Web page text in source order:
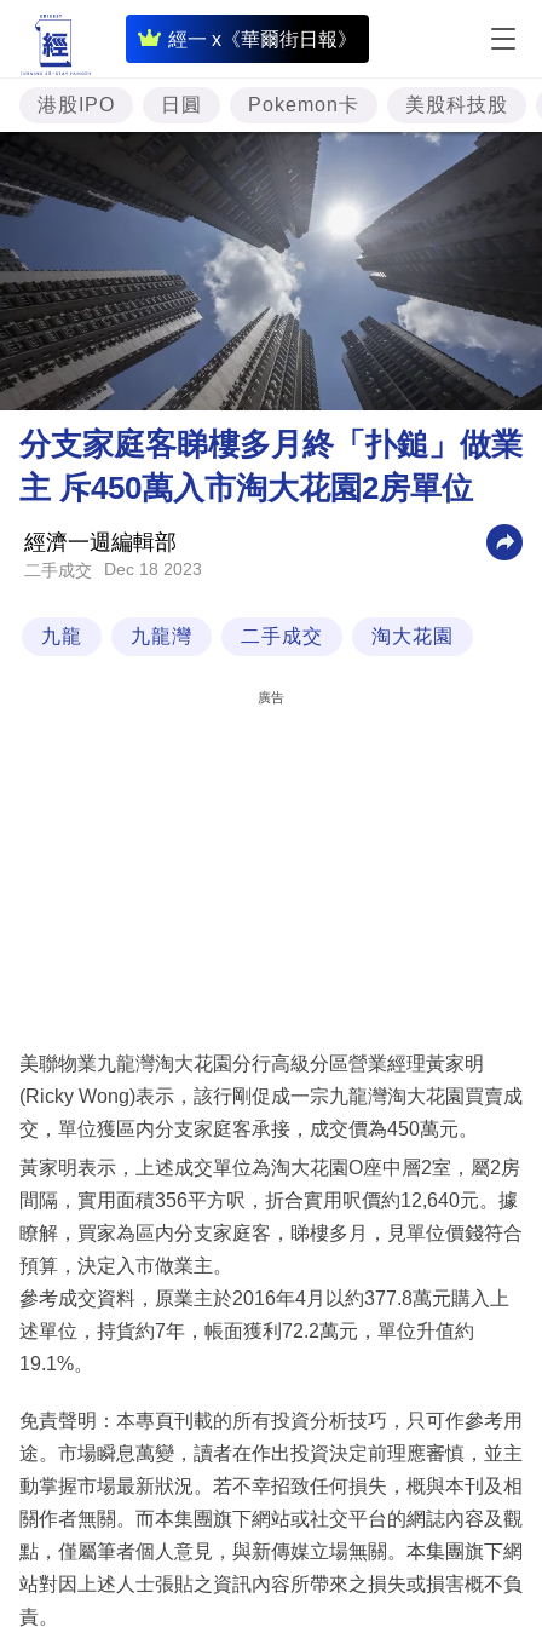
經一 x《華爾街日報》
即
時
財
經
題
資
樓
理
財
商
業
科
區
港股IPO 日圓 Pokemon卡 美股科技股
分支家庭客睇樓多月終「扑鎚」做業
主 斥450萬入市淘大花園2房單位
經濟一週編輯部
二手成交 Dec 18 2023
九龍 九龍灣 二手成交 淘大花園
廣告
美聯物業九龍灣淘大花園分行高級分區營業經理黃家明
(Ricky Wong)表示，該行剛促成一宗九龍灣淘大花園買賣成
交，單位獲區内分支家庭客承接，成交價為450萬元。
黃家明表示，上述成交單位為淘大花園O座中層2室，屬2房
間隔，實用面積356平方呎，折合實用呎價約12,640元。據
瞭解，買家為區内分支家庭客，睇樓多月，見單位價錢符合
預算，決定入市做業主。
參考成交資料，原業主於2016年4月以約377.8萬元購入上
述單位，持貨約7年，帳面獲利72.2萬元，單位升值約
19.1%。
免責聲明：本專頁刊載的所有投資分析技巧，只可作參考用
途。市場瞬息萬變，讀者在作出投資決定前理應審慎，並主
動掌握市場最新狀況。若不幸招致任何損失，概與本刊及相
關作者無關。而本集團旗下網站或社交平台的網誌內容及觀
點，僅屬筆者個人意見，與新傳媒立場無關。本集團旗下網
站對因上述人士張貼之資訊內容所帶來之損失或損害概不負
責。